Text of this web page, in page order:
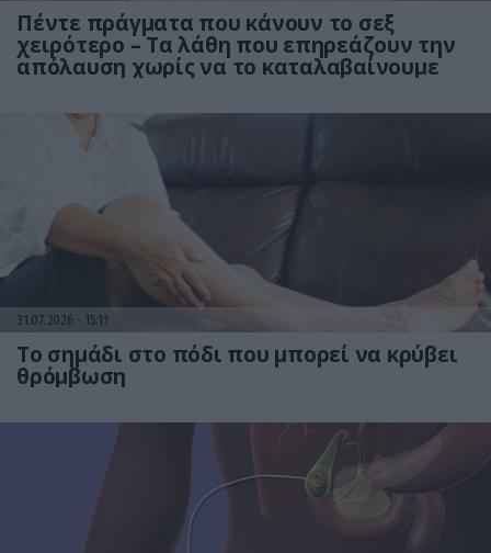
Πέντε πράγματα που κάνουν το σεξ
χειρότερο – Τα λάθη που επηρεάζουν την
απόλαυση χωρίς να το καταλαβαίνουμε
31.07.2026 15:11
Το σημάδι στο πόδι που μπορεί να κρύβει
θρόμβωση